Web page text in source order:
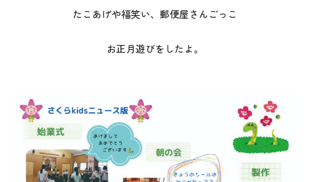
たこあげや福笑い、郵便屋さんごっこ
お正月遊びをしたよ。